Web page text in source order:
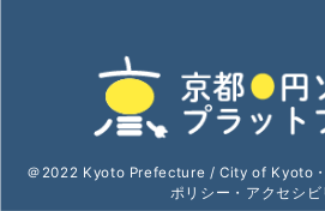
＠2022 Kyoto Prefecture / City of Kyoto
ポリシー ・ アクセシビ